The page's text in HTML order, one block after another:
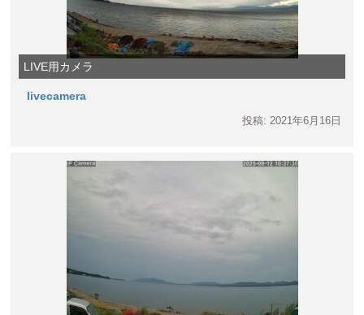
LIVE用カメラ
livecamera
投稿: 2021年6月16日